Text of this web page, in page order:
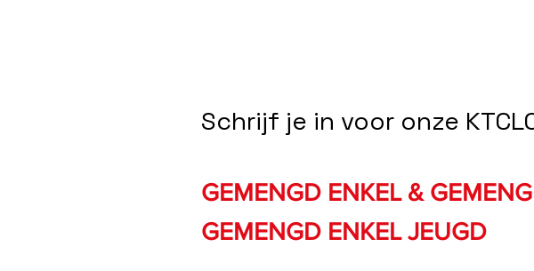
Schrijf je in voor onze
GEMENGD ENKEL &
GEMENGD ENKEL JEUGD